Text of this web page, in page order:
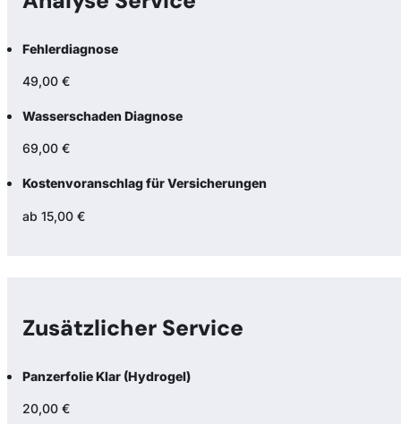
Fehlerdiagnose
49,00 €
Wasserschaden Diagnose
69,00 €
Kostenvoranschlag für Versicherungen
ab 15,00 €
Zusätzlicher Service
Panzerfolie Klar (Hydrogel)
20,00 €